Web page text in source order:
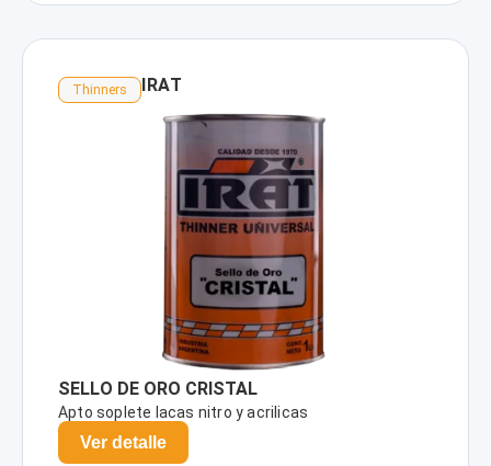
Thinners IRAT
SELLO DE ORO CRISTAL
Apto soplete lacas nitro y acrilicas
Ver detalle